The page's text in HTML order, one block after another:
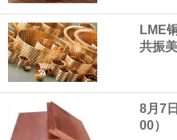
成技术、高紧凑度机器
心技术等多项已商业化
用人形机器人、四足机
美国总统特朗普6日否
LME
共振
8月7
00）